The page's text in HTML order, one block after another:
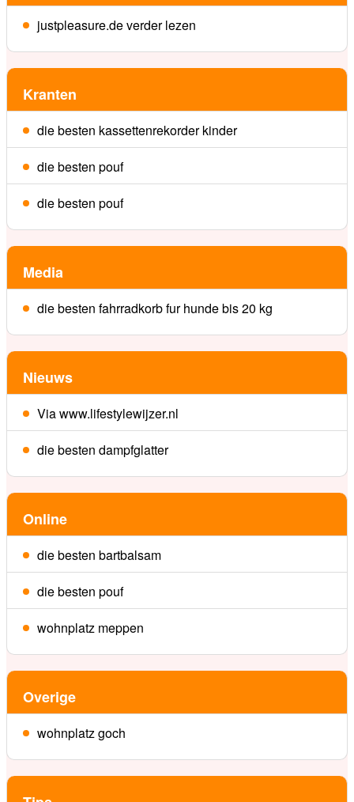
justpleasure.de verder lezen
Kranten
die besten kassettenrekorder kinder
die besten pouf
die besten pouf
Media
die besten fahrradkorb fur hunde bis 20 kg
Nieuws
Via www.lifestylewijzer.nl
die besten dampfglatter
Online
die besten bartbalsam
die besten pouf
wohnplatz meppen
Overige
wohnplatz goch